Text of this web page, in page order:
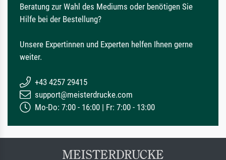
Beratung zur Wahl des Mediums oder benötigen Sie
Hilfe bei der Bestellung?
Unsere Expertinnen und Experten helfen Ihnen gerne
weiter.
+43 4257 29415
support@meisterdrucke.com
Mo-Do: 7:00 - 16:00 | Fr: 7:00 - 13:00